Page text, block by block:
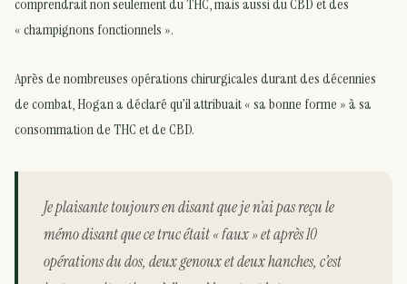
comprendrait non seulement du THC, mais aussi du CBD et des
« champignons fonctionnels ».
Après de nombreuses opérations chirurgicales durant des décennies
de combat, Hogan a déclaré qu’il attribuait « sa bonne forme » à sa
consommation de THC et de CBD.
Je plaisante toujours en disant que je n’ai pas reçu le
mémo disant que ce truc était « faux » et après 10
opérations du dos, deux genoux et deux hanches, c’est